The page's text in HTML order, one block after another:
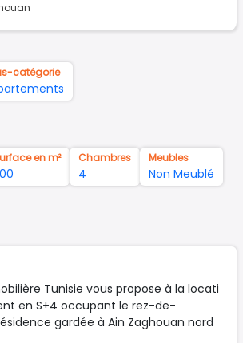
catégorie
en m² Chambres
4
Meubles
Non Meublé
Tunisie vous propose à la locati
en S+4 occupant le rez-de-
gardée à Ain Zaghouan nord